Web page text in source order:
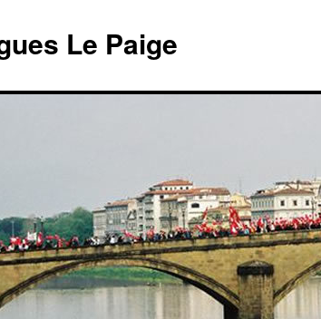
Le Paige